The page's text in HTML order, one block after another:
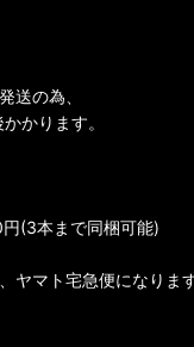
送の為、
かります。
(3本まで同梱可能)
ヤマト宅急便になります